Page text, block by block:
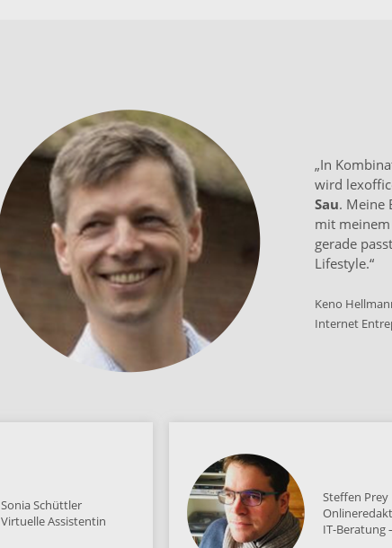
„In
wird
Sau. Meine
mit
gerade
Lifestyle.“
Keno
Internet
Sonia Schüttler
Virtuelle Assistentin
Steffen Prey
IT-Beratung